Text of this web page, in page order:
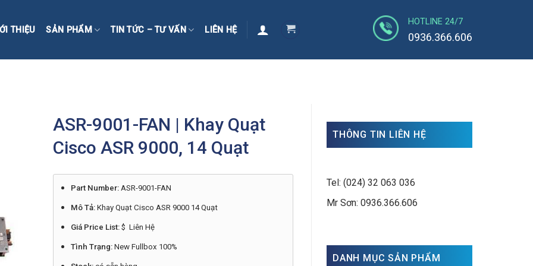
THIỆU SẢN PHẨM TIN TỨC – TƯ VẤN LIÊN HỆ
HOTLINE 24/7
0936.366.606
THÔNG TIN LIÊN HỆ
Tel: (024) 32 063 036
Mr Sơn: 0936.366.606
DANH MỤC SẢN PHẨM
ASR-9001-FAN | Khay Quạt
Cisco ASR 9000, 14 Quạt
Part Number: ASR-9001-FAN
Mô Tả: Khay Quạt Cisco ASR 9000 14 Quạt
Giá Price List: $ Liên Hệ
Tình Trạng: New Fullbox 100%